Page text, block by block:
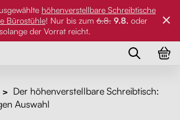
höhenverstellbare Schreibtische
Bürostühle! Nur bis zum6.8. 9.8. oder
solange der Vorrat reicht.
Schreibtische
Tische
> Der höhenverstellbare Schreibtisch:
Auswahl